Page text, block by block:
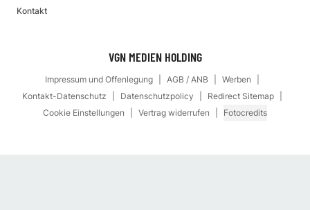
Kontakt
VGN MEDIEN HOLDING
Impressum und Offenlegung AGB / ANB
Werben
Kontakt-Datenschutz
Datenschutzpolicy
Redirect Sitemap
Cookie Einstellungen
Vertrag widerrufen Fotocredits